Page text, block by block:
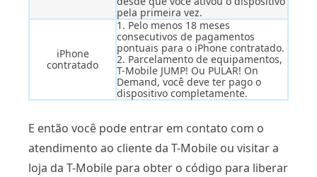
pela primeira vez.
iPhone
contratado
1. Pelo menos 18 meses
consecutivos de pagamentos
pontuais para o iPhone contratado.
2. Parcelamento de equipamentos,
T-Mobile JUMP! Ou PULAR! On
Demand, você deve ter pago o
dispositivo completamente.
E então você pode entrar em contato com o
atendimento ao cliente da T-Mobile ou visitar a
loja da T-Mobile para obter o código para liberar